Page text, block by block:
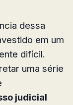
dessa
em um
difícil.
uma série
judicial